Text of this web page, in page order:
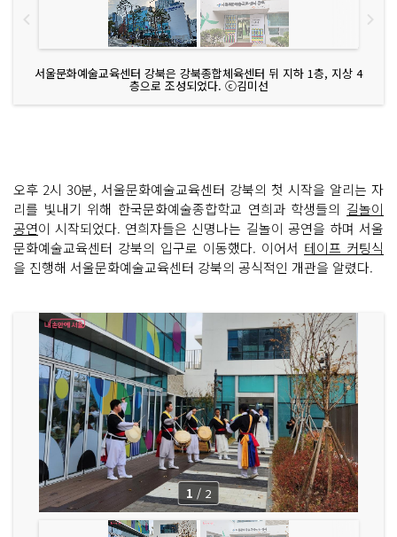
서울문화예술교육센터 강북은 강북종합체육센터 뒤 지하 1층, 지상 4
층으로 조성되었다. ⓒ김미선
오후 2시 30분, 서울문화예술교육센터 강북의 첫 시작을 알리는 자
리를 빛내기 위해 한국문화예술종합학교 연희과 학생들의 길놀이
공연이 시작되었다. 연희자들은 신명나는 길놀이 공연을 하며 서울
문화예술교육센터 강북의 입구로 이동했다. 이어서 테이프 커팅식
을 진행해 서울문화예술교육센터 강북의 공식적인 개관을 알렸다.
1 / 2